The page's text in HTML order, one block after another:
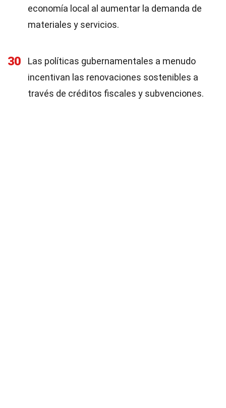
economía local al aumentar la demanda de
materiales y servicios.
30
Las políticas gubernamentales a menudo
incentivan las renovaciones sostenibles a
través de créditos fiscales y subvenciones.